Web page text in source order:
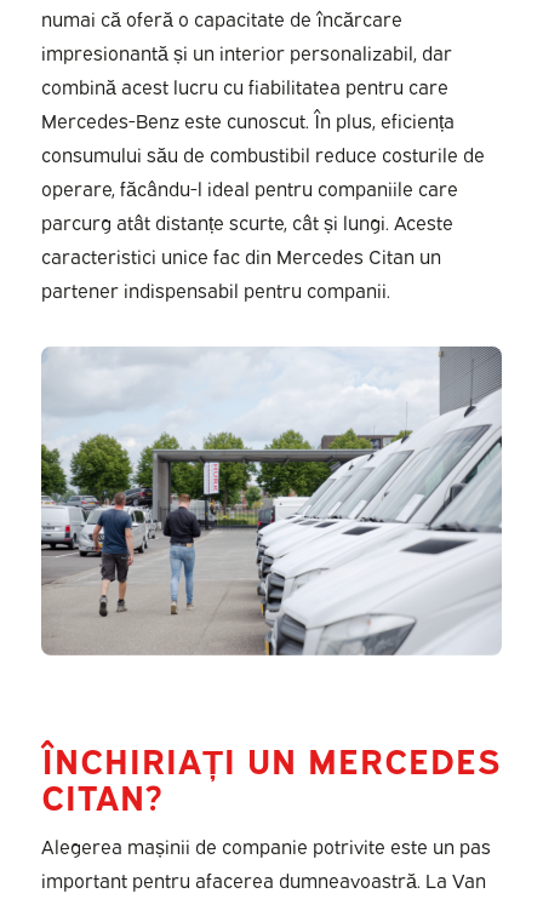
numai că oferă o capacitate de încărcare
impresionantă și un interior personalizabil, dar
combină acest lucru cu fiabilitatea pentru care
Mercedes-Benz este cunoscut. În plus, eficiența
consumului său de combustibil reduce costurile de
operare, făcându-l ideal pentru companiile care
parcurg atât distanțe scurte, cât și lungi. Aceste
caracteristici unice fac din Mercedes Citan un
partener indispensabil pentru companii.
ÎNCHIRIAȚI UN MERCEDES
CITAN?
Alegerea mașinii de companie potrivite este un pas
important pentru afacerea dumneavoastră. La Van